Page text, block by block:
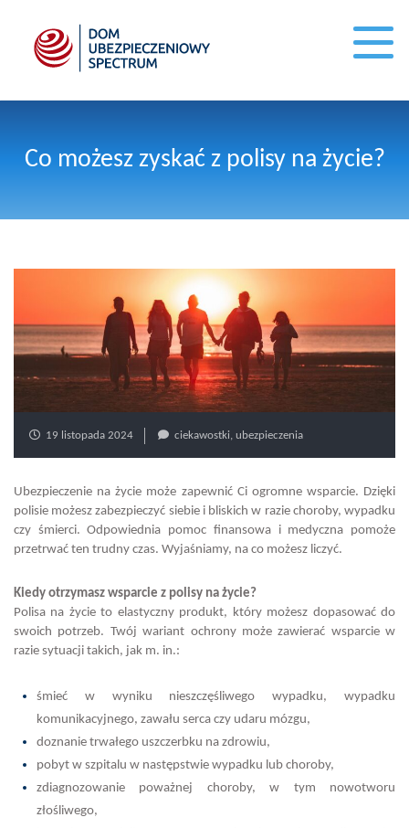
Co możesz zyskać z polisy na życie?
19 listopada 2024 ciekawostki, ubezpieczenia
Ubezpieczenie na życie może zapewnić Ci ogromne wsparcie. Dzięki
polisie możesz zabezpieczyć siebie i bliskich w razie choroby, wypadku
czy śmierci. Odpowiednia pomoc finansowa i medyczna pomoże
przetrwać ten trudny czas. Wyjaśniamy, na co możesz liczyć.
Kiedy otrzymasz wsparcie z polisy na życie?
Polisa na życie to elastyczny produkt, który możesz dopasować do
swoich potrzeb. Twój wariant ochrony może zawierać wsparcie w
razie sytuacji takich, jak m. in.:
śmieć w wyniku nieszczęśliwego wypadku, wypadku
komunikacyjnego, zawału serca czy udaru mózgu,
doznanie trwałego uszczerbku na zdrowiu,
pobyt w szpitalu w następstwie wypadku lub choroby,
zdiagnozowanie poważnej choroby, w tym nowotworu
złośliwego,